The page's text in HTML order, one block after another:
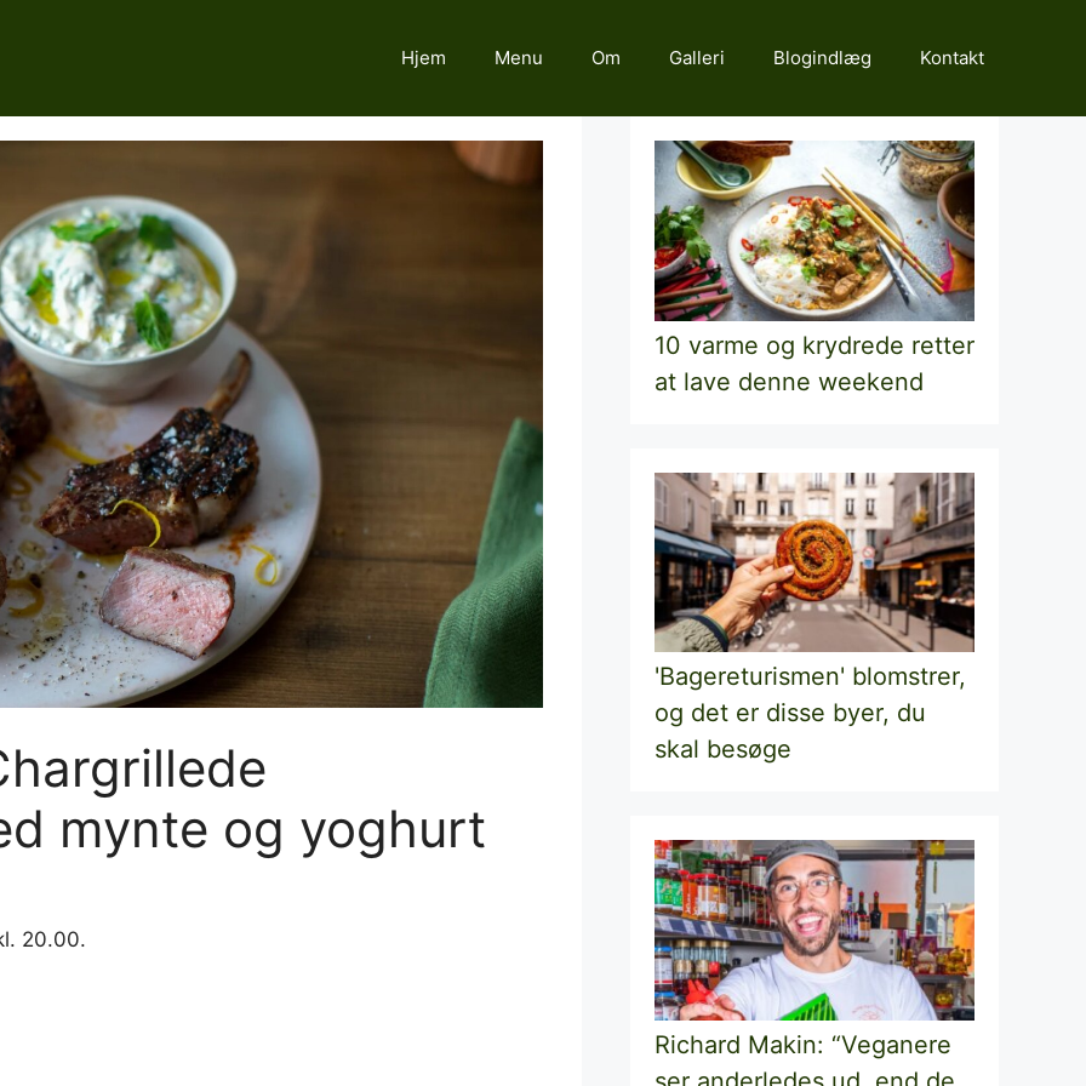
Hjem Menu Om Galleri Blogindlæg Kontakt
mynte og yoghurt
20.00.
10 varme og krydrede retter
at lave denne weekend
'Bagereturismen' blomstrer,
og det er disse byer, du
skal besøge
Richard Makin: “Veganere